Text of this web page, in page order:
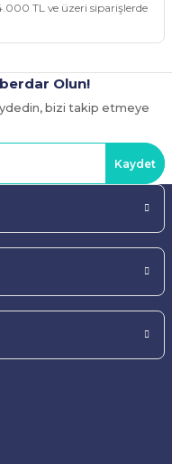
TL ve üzeri siparişlerde
Olun!
bizi takip etmeye
Kaydet